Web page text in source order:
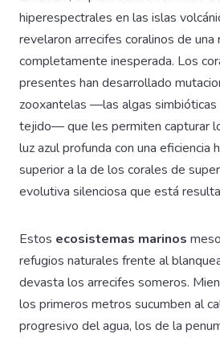
hiperespectrales en las islas
revelaron arrecifes coralinos de una
completamente inesperada. Los
presentes han desarrollado
zooxantelas —las algas simbióticas
tejido— que les permiten capturar
luz azul profunda con una eficiencia
superior a la de los corales de
evolutiva silenciosa que está
Estos ecosistemas marinos
refugios naturales frente al
devasta los arrecifes someros.
los primeros metros sucumben al
progresivo del agua, los de la